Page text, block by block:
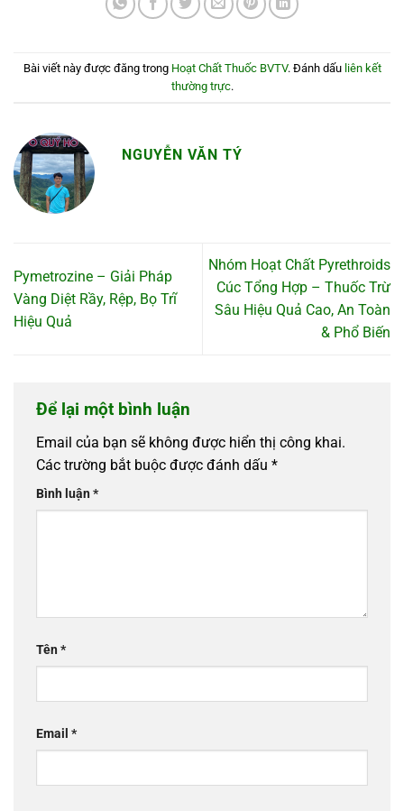
Bài viết này được đăng trong Hoạt Chất Thuốc BVTV. Đánh dấu liên kết
thường trực.
NGUYỄN VĂN TÝ
Pymetrozine – Giải Pháp
Vàng Diệt Rầy, Rệp, Bọ Trĩ
Hiệu Quả
Nhóm Hoạt Chất Pyrethroids
Cúc Tổng Hợp – Thuốc Trừ
Sâu Hiệu Quả Cao, An Toàn
& Phổ Biến
Để lại một bình luận
Email của bạn sẽ không được hiển thị công khai.
Các trường bắt buộc được đánh dấu *
Bình luận*
Tên*
Email *